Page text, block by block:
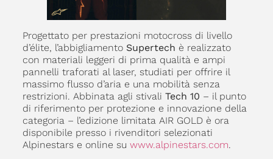
Progettato per prestazioni motocross di livello
d’élite, l’abbigliamento Supertech è realizzato
con materiali leggeri di prima qualità e ampi
pannelli traforati al laser, studiati per offrire il
massimo flusso d’aria e una mobilità senza
restrizioni. Abbinata agli stivali Tech 10 – il punto
di riferimento per protezione e innovazione della
categoria – l’edizione limitata AIR GOLD è ora
disponibile presso i rivenditori selezionati
Alpinestars e online su www.alpinestars.com.